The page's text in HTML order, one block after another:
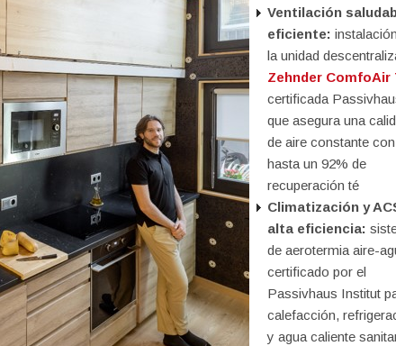
Ventilación
eficiente:
la unidad
Zehnder ComfoAir
certificada
que asegura una
de aire constante con
hasta un 92% de
recuperación té
Climatización y
alta eficiencia:
de aerotermia aire-
certificado por el
Passivhaus Institut
calefacción,
y agua caliente